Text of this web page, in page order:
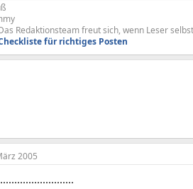
Redaktionsteam freut sich, wenn Leser
für richtiges Posten
2005